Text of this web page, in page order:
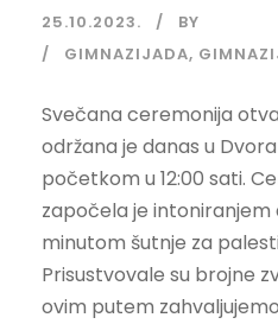
25.10.2023.
BY
GIMNAZIJADA,
Svečana ceremonija
održana je danas u
početkom u 12:00 sati.
započela je intoniranjem
minutom šutnje za
Prisustvovale su brojne
ovim putem